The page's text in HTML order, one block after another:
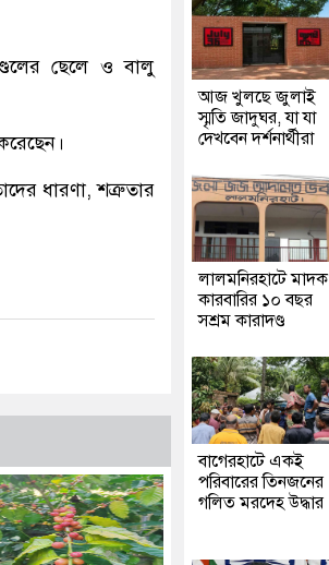
ছেলে ও বালু
ধারণা, শত্রুতার
আজ খুলছে জুলাই
স্মৃতি জাদুঘর, যা যা
দেখবেন দর্শনার্থীরা
লালমনিরহাটে মাদক
কারবারির ১০ বছর
সশ্রম কারাদণ্ড
‎বাগেরহাটে একই
পরিবারের তিনজনের
গলিত মরদেহ উদ্ধার